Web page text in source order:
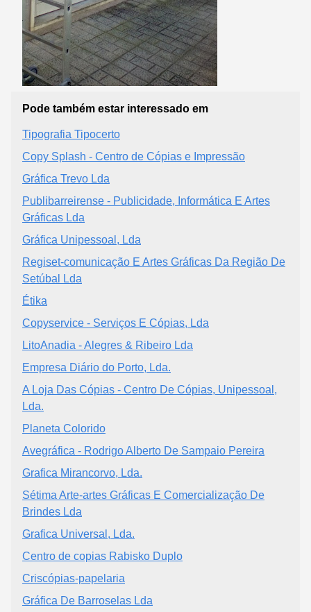
Pode também estar interessado em
Tipografia Tipocerto
Copy Splash - Centro de Cópias e Impressão
Gráfica Trevo Lda
Publibarreirense - Publicidade, Informática E Artes
Gráficas Lda
Gráfica Unipessoal, Lda
Regiset-comunicação E Artes Gráficas Da Região De
Setúbal Lda
Étika
Copyservice - Serviços E Cópias, Lda
LitoAnadia - Alegres & Ribeiro Lda
Empresa Diário do Porto, Lda.
A Loja Das Cópias - Centro De Cópias, Unipessoal,
Lda.
Planeta Colorido
Avegráfica - Rodrigo Alberto De Sampaio Pereira
Grafica Mirancorvo, Lda.
Sétima Arte-artes Gráficas E Comercialização De
Brindes Lda
Grafica Universal, Lda.
Centro de copias Rabisko Duplo
Criscópias-papelaria
Gráfica De Barroselas Lda